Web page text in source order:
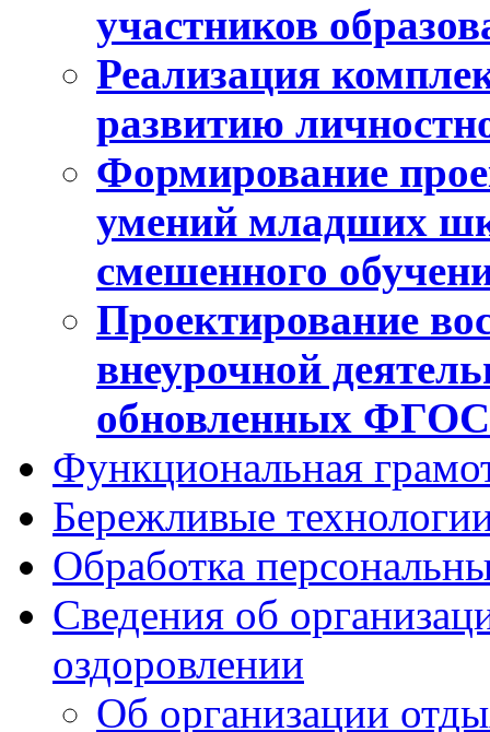
участников
Реализация
развитию
Формирование
умений младших
смешенного
Проектирование
внеурочной
обновленных
Функциональная
Бережливые
Обработка
Сведения об
оздоровлении
Об организации